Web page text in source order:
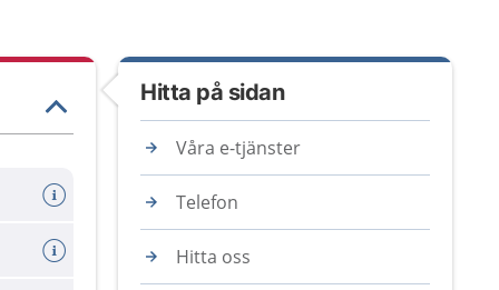
Hitta på sidan
Våra e-tjänster
Telefon
Hitta oss